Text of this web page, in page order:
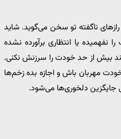
ناگفته تو سخن می‌گوید. شاید
یا انتظاری برآورده نشده
بیش از حد خودت را سرزنش نکنی.
مهربان باش و اجازه بده زخم‌ها
جایگزین دلخوری‌ها می‌شود.